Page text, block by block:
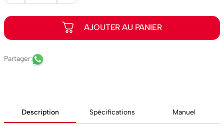
Description Spécifications Manuel